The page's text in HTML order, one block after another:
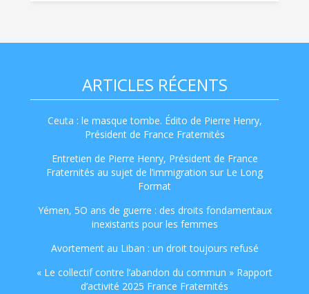
ARTICLES RÉCENTS
Ceuta : le masque tombe. Édito de Pierre Henry,
Président de France Fraternités
Entretien de Pierre Henry, Président de France
Fraternités au sujet de l’immigration sur Le Long
Format
Yémen, 5O ans de guerre : des droits fondamentaux
inexistants pour les femmes
Avortement au Liban : un droit toujours refusé
« Le collectif contre l’abandon du commun » Rapport
d’activité 2025 France Fraternités